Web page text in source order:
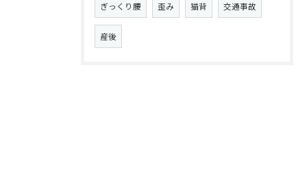
ぎっくり腰 歪み 猫背 交通事故
産後